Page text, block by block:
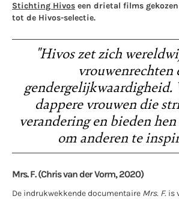
Stichting Hivos een drietal films
tot de Hivos-selectie.
"Hivos zet zich
vrouwenrechten
gendergelijkwaardigheid.
dappere vrouwen die
verandering en bieden
om anderen te
Mrs. F. (Chris van der Vorm, 2020)
De indrukwekkende documentaire Mrs. F. is